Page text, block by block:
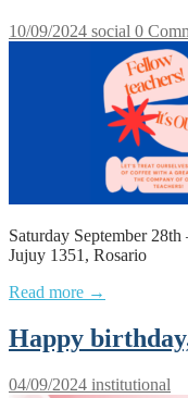
10/09/2024 social 0
Saturday September
Jujuy 1351, Rosario
Read more →
Happy
04/09/2024 institutional